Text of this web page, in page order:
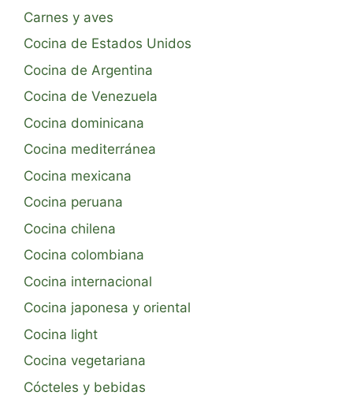
Carnes y aves
Cocina de Estados Unidos
Cocina de Argentina
Cocina de Venezuela
Cocina dominicana
Cocina mediterránea
Cocina mexicana
Cocina peruana
Cocina chilena
Cocina colombiana
Cocina internacional
Cocina japonesa y oriental
Cocina light
Cocina vegetariana
Cócteles y bebidas